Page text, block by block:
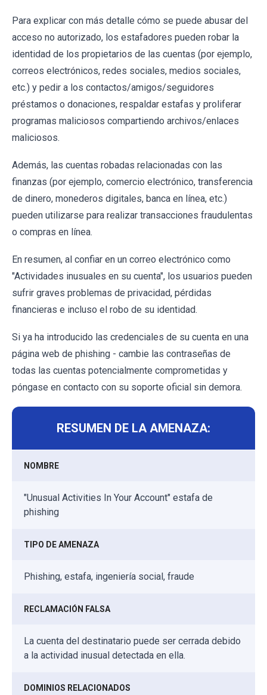
Para explicar con más detalle cómo se puede abusar del
acceso no autorizado, los estafadores pueden robar la
identidad de los propietarios de las cuentas (por ejemplo,
correos electrónicos, redes sociales, medios sociales,
etc.) y pedir a los contactos/amigos/seguidores
préstamos o donaciones, respaldar estafas y proliferar
programas maliciosos compartiendo archivos/enlaces
maliciosos.
Además, las cuentas robadas relacionadas con las
finanzas (por ejemplo, comercio electrónico, transferencia
de dinero, monederos digitales, banca en línea, etc.)
pueden utilizarse para realizar transacciones fraudulentas
o compras en línea.
En resumen, al confiar en un correo electrónico como
"Actividades inusuales en su cuenta", los usuarios pueden
sufrir graves problemas de privacidad, pérdidas
financieras e incluso el robo de su identidad.
Si ya ha introducido las credenciales de su cuenta en una
página web de phishing - cambie las contraseñas de
todas las cuentas potencialmente comprometidas y
póngase en contacto con su soporte oficial sin demora.
RESUMEN DE LA AMENAZA:
NOMBRE
"Unusual Activities In Your Account" estafa de
phishing
TIPO DE AMENAZA
Phishing, estafa, ingeniería social, fraude
RECLAMACIÓN FALSA
La cuenta del destinatario puede ser cerrada debido
a la actividad inusual detectada en ella.
DOMINIOS RELACIONADOS